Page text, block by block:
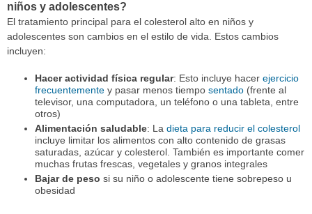
niños y adolescentes?
El tratamiento principal para el colesterol alto en niños y
adolescentes son cambios en el estilo de vida. Estos cambios
incluyen:
Hacer actividad física regular: Esto incluye hacer ejercicio
frecuentementey pasar menos tiempo sentado(frente al
televisor, una computadora, un teléfono o una tableta, entre
otros)
Alimentación saludable: La dieta para reducir el colesterol
incluye limitar los alimentos con alto contenido de grasas
saturadas, azúcar y colesterol. También es importante comer
muchas frutas frescas, vegetales y granos integrales
Bajar de peso si su niño o adolescente tiene sobrepeso u
obesidad